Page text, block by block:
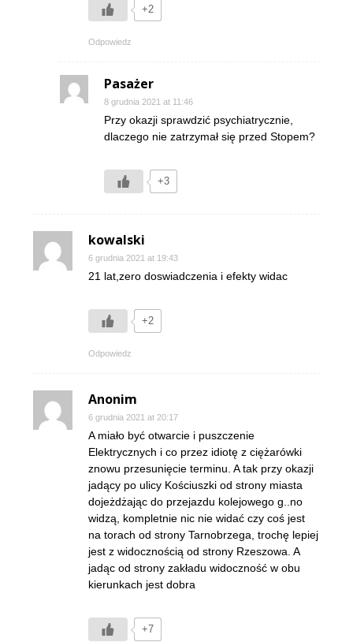
+2
Odpowiedz
Pasażer
8 grudnia 2021 at 11:46
Przy okazji sprawdzić psychiatrycznie,
dlaczego nie zatrzymał się przed Stopem?
+3
kowalski
6 grudnia 2021 at 19:43
21 lat,zero doswiadczenia i efekty widac
+2
Odpowiedz
Anonim
6 grudnia 2021 at 20:17
A miało być otwarcie i puszczenie
Elektrycznych i co przez idiotę z ciężarówki
znowu przesunięcie terminu. A tak przy okazji
jadący po ulicy Kościuszki od strony miasta
dojeżdżając do przejazdu kolejowego g..no
widzą, kompletnie nic nie widać czy coś jest
na torach od strony Tarnobrzega, trochę lepiej
jest z widocznością od strony Rzeszowa. A
jadąc od strony zakładu widoczność w obu
kierunkach jest dobra
+7